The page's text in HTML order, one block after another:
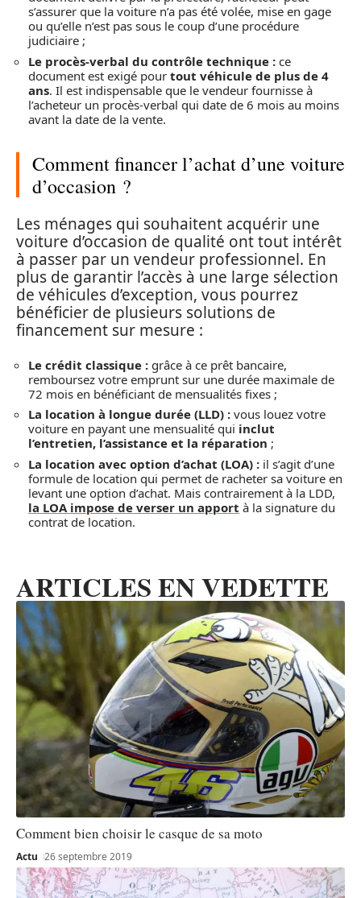
s’assurer que la voiture n’a pas été volée, mise en gage
ou qu’elle n’est pas sous le coup d’une procédure
judiciaire ;
Le procès-verbal du contrôle technique : ce
document est exigé pour tout véhicule de plus de 4
ans. Il est indispensable que le vendeur fournisse à
l’acheteur un procès-verbal qui date de 6 mois au moins
avant la date de la vente.
Comment financer l’achat d’une voiture
d’occasion ?
Les ménages qui souhaitent acquérir une
voiture d’occasion de qualité ont tout intérêt
à passer par un vendeur professionnel. En
plus de garantir l’accès à une large sélection
de véhicules d’exception, vous pourrez
bénéficier de plusieurs solutions de
financement sur mesure :
Le crédit classique : grâce à ce prêt bancaire,
remboursez votre emprunt sur une durée maximale de
72 mois en bénéficiant de mensualités fixes ;
La location à longue durée (LLD) : vous louez votre
voiture en payant une mensualité qui inclut
l’entretien, l’assistance et la réparation ;
La location avec option d’achat (LOA) : il s’agit d’une
formule de location qui permet de racheter sa voiture en
levant une option d’achat. Mais contrairement à la LDD,
la LOA impose de verser un apport à la signature du
contrat de location.
ARTICLES EN VEDETTE
Comment bien choisir le casque de sa moto
Actu 26 septembre 2019